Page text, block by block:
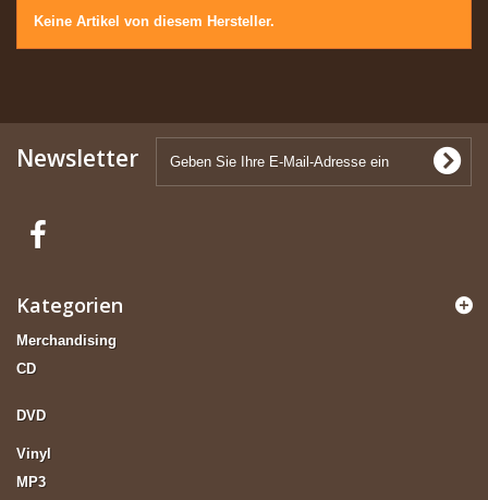
Keine Artikel von diesem Hersteller.
Newsletter
Kategorien
Merchandising
CD
DVD
Vinyl
MP3